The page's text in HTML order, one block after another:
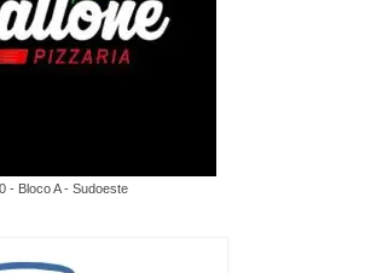
- Bloco A - Sudoeste